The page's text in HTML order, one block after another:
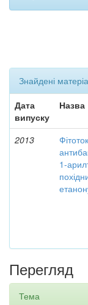
Знайдені
Дата
випуску
Назва
2013
1-
Перегляд
Тема